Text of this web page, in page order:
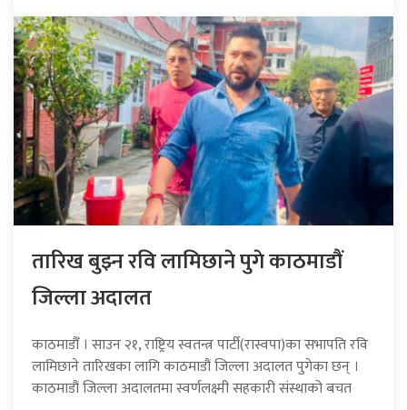
तारिख बुझ्न रवि लामिछाने पुगे काठमाडौं
जिल्ला अदालत
काठमाडौँ । साउन २१, राष्ट्रिय स्वतन्त्र पार्टी(रास्वपा)का सभापति रवि
लामिछाने तारिखका लागि काठमाडौं जिल्ला अदालत पुगेका छन् ।
काठमाडौं जिल्ला अदालतमा स्वर्णलक्ष्मी सहकारी संस्थाको बचत